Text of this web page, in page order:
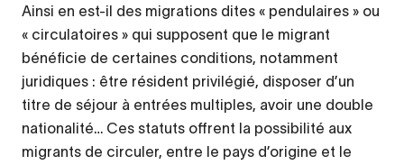
Ainsi en est-il des migrations dites « pendulaires » ou
« circulatoires » qui supposent que le migrant
bénéficie de certaines conditions, notamment
juridiques : être résident privilégié, disposer d’un
titre de séjour à entrées multiples, avoir une double
nationalité… Ces statuts offrent la possibilité aux
migrants de circuler, entre le pays d’origine et le